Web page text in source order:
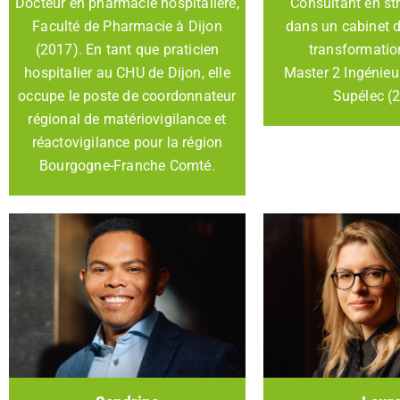
Faculté de Pharmacie à Dijon
(2017). En tant que praticien
hospitalier au CHU de Dijon, elle
occupe le poste de coordonnateur
régional de matériovigilance et
réactovigilance pour la région
Bourgogne-Franche Comté.
dans un cabinet
Master 2
Supélec